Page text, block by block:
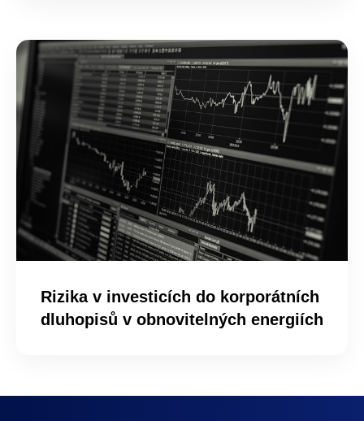
Rizika v investicích do korporátních
dluhopisů v obnovitelných energiích